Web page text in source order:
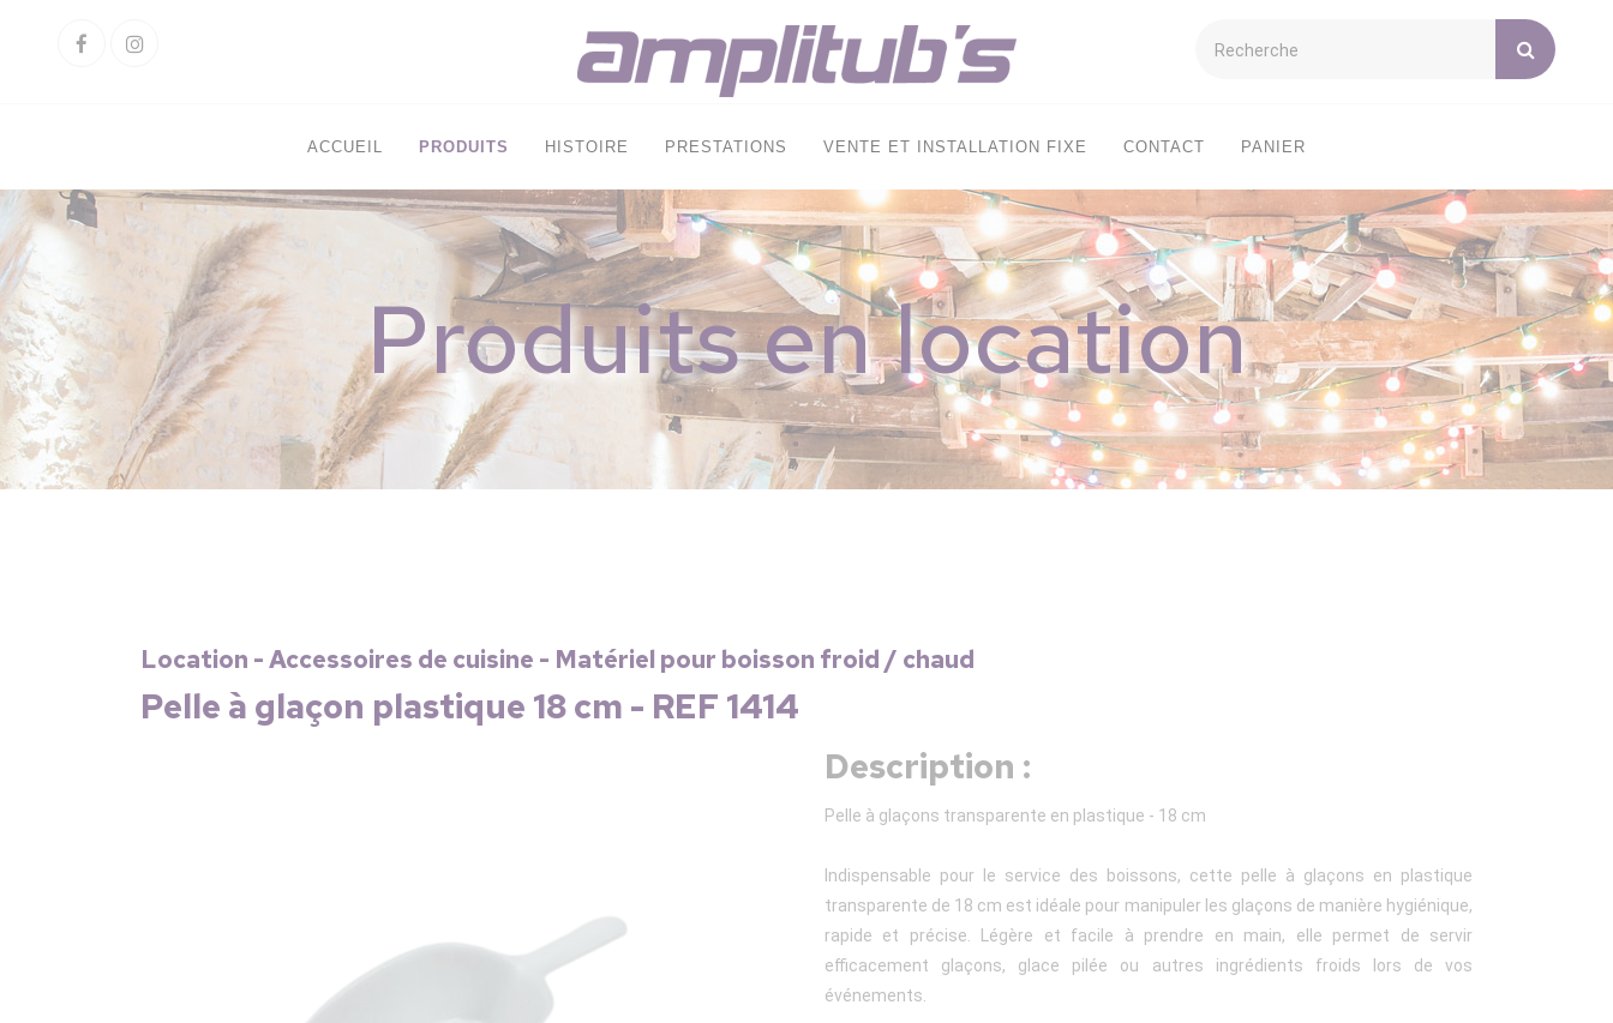
FacebookInstagram
ACCUEIL PRODUITS HISTOIRE PRESTATIONS VENTE ET INSTALLATION FIXE CONTACT PANIER
Produits en location
Location - Accessoires de cuisine - Matériel pour boisson froid / chaud
Pelle à glaçon plastique 18 cm - REF 1414
Description :
Pelle à glaçons transparente en plastique - 18 cm
Indispensable pour le service des boissons, cette pelle à glaçons en plastique
transparente de 18 cm est idéale pour manipuler les glaçons de manière hygiénique,
rapide et précise. Légère et facile à prendre en main, elle permet de servir
efficacement glaçons, glace pilée ou autres ingrédients froids lors de vos
événements.